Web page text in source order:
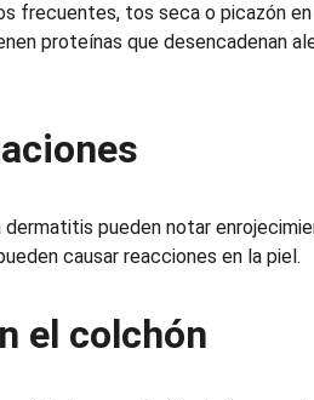
frecuentes, tos seca o picazón
proteínas que desencadenan
pueden notar
causar reacciones en la piel.
el colchón